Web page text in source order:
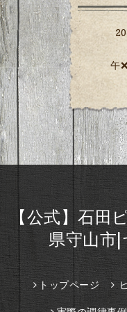
午
【公式】石田
県守山市
トップページ